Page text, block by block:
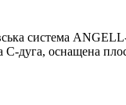
система
C-дуга, оснащена